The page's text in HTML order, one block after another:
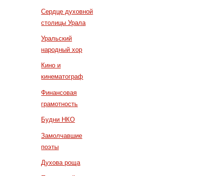
Сердце духовной
столицы Урала
Уральский
народный хор
Кино и
кинематограф
Финансовая
грамотность
Будни НКО
Замолчавшие
поэты
Духова роща